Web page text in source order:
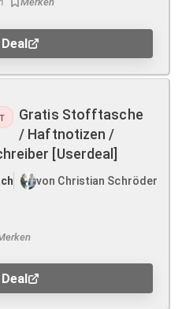
Gratis Stofftasche
/ Haftnotizen /
[Userdeal]
von Christian Schröder